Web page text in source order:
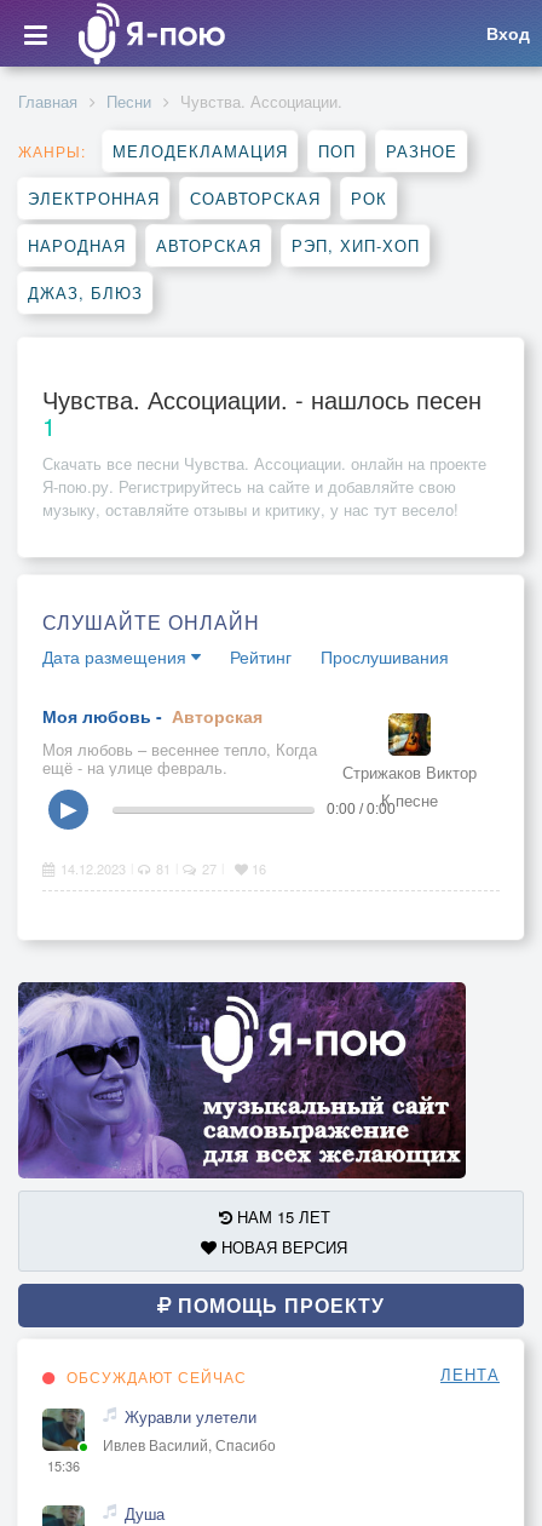
Вход
Главная Песни Чувства. Ассоциации.
ЖАНРЫ: МЕЛОДЕКЛАМАЦИЯ ПОП РАЗНОЕ
ЭЛЕКТРОННАЯ СОАВТОРСКАЯ РОК
НАРОДНАЯ АВТОРСКАЯ РЭП, ХИП-ХОП
ДЖАЗ, БЛЮЗ
Чувства. Ассоциации. - нашлось песен
1
Скачать все песни Чувства. Ассоциации. онлайн на проекте
Я-пою.ру. Регистрируйтесь на сайте и добавляйте свою
музыку, оставляйте отзывы и критику, у нас тут весело!
СЛУШАЙТЕ ОНЛАЙН
Дата размещения Рейтинг Прослушивания
Моя любовь - Авторская
Моя любовь – весеннее тепло, Когда
ещё - на улице февраль.
Стрижаков Виктор
К песне
▶ 0:00 / 0:00
14.12.2023 81 27 16
НАМ 15 ЛЕТ
НОВАЯ ВЕРСИЯ
ПОМОЩЬ ПРОЕКТУ
ОБСУЖДАЮТ СЕЙЧАС ЛЕНТА
15:36
Журавли улетели
Ивлев Василий, Спасибо
Душа